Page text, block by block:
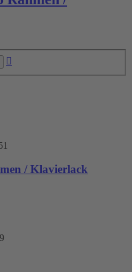
/ Klavierlack